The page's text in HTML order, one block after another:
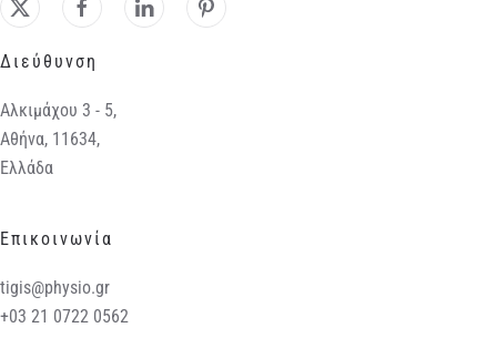
Διεύθυνση
Αλκιμάχου 3 - 5,
Αθήνα, 11634,
Ελλάδα
Επικοινωνία
tigis@physio.gr
+03 21 0722 0562